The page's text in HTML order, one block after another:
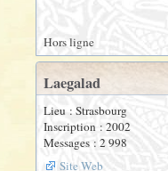
Hors ligne
Laegalad
Lieu : Strasbourg
Inscription : 2002
Messages : 2 998
Site Web